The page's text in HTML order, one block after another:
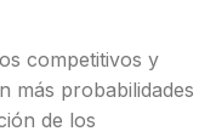
competitivos y
más probabilidades
de los